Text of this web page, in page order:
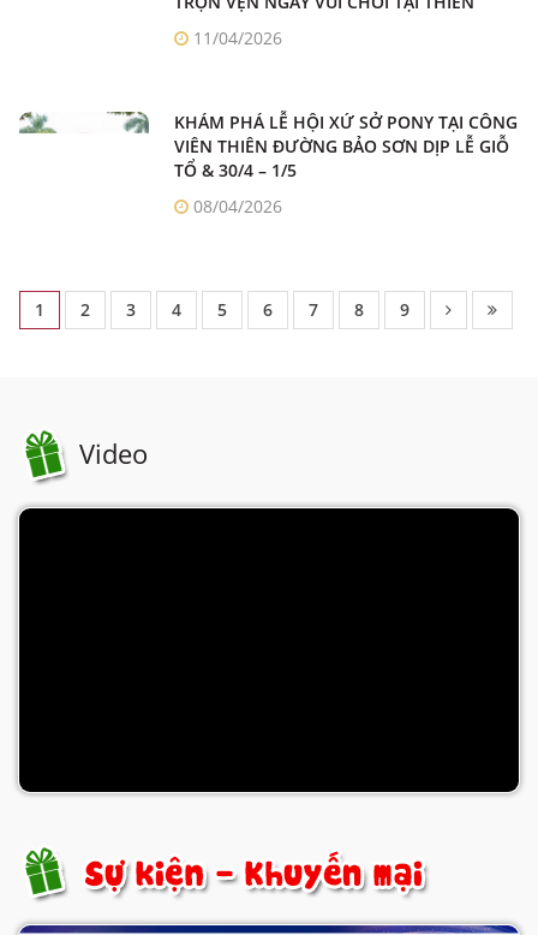
ĐƯỜNG BẢO SƠN
11/04/2026
KHÁM PHÁ LỄ HỘI XỨ SỞ PONY TẠI CÔNG
VIÊN THIÊN ĐƯỜNG BẢO SƠN DỊP LỄ GIỖ
TỔ & 30/4 – 1/5
08/04/2026
1 2 3 4 5 6 7 8 9
Video